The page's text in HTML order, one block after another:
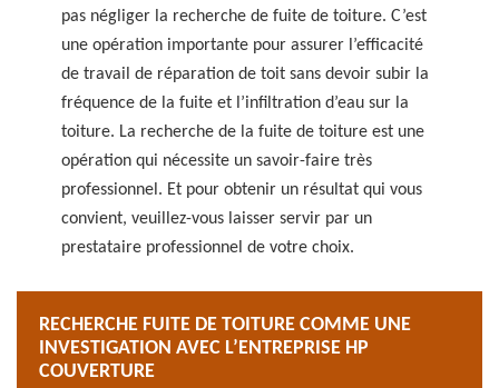
pas négliger la recherche de fuite de toiture. C’est
une opération importante pour assurer l’efficacité
de travail de réparation de toit sans devoir subir la
fréquence de la fuite et l’infiltration d’eau sur la
toiture. La recherche de la fuite de toiture est une
opération qui nécessite un savoir-faire très
professionnel. Et pour obtenir un résultat qui vous
convient, veuillez-vous laisser servir par un
prestataire professionnel de votre choix.
RECHERCHE FUITE DE TOITURE COMME UNE
INVESTIGATION AVEC L’ENTREPRISE HP
COUVERTURE